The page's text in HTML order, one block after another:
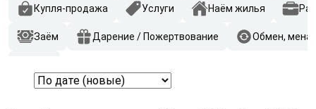
Купля-продажа Услуги Наём жилья
Заём Дарение / Пожертвование Обмен, мена